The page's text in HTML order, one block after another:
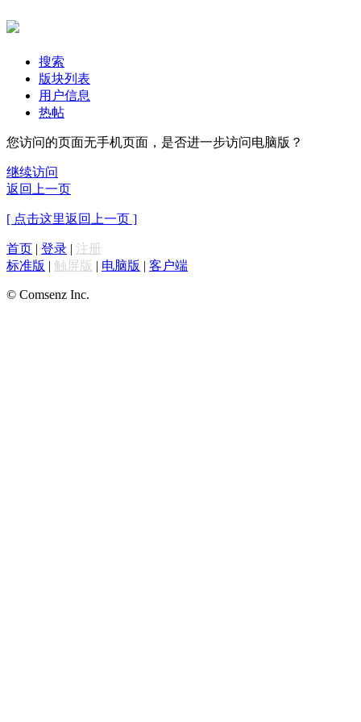
搜索
版块列表
用户信息
热帖
您访问的页面无手机页面，是否进一步访问电脑版？
继续访问
返回上一页
[ 点击这里返回上一页 ]
首页 | 登录 | 注册
标准版 | 触屏版 | 电脑版 | 客户端
© Comsenz Inc.